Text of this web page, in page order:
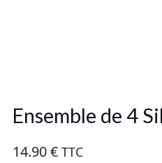
Ensemble de 4
14.90€ TTC